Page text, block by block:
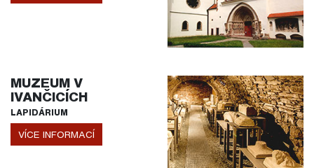
MUZEUM V
IVANČICÍCH
LAPIDÁRIUM
VÍCE INFORMACÍ